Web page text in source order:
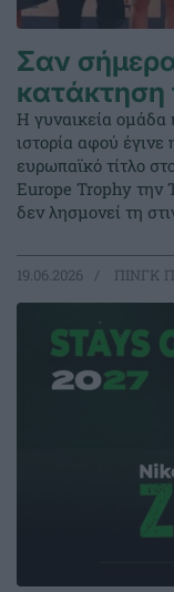
Σαν
κατάκτηση
Η γυναικεία ομάδα
ιστορία αφού
ευρωπαϊκό τίτλο
Europe Trophy την
δεν λησμονεί τη
19.06.2026 ΠΙΝΓΚ